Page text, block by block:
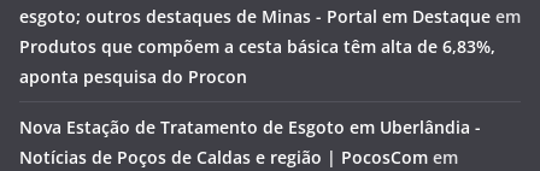
esgoto; outros destaques de Minas - Portal em Destaque em
Produtos que compõem a cesta básica têm alta de 6,83%,
aponta pesquisa do Procon
Nova Estação de Tratamento de Esgoto em Uberlândia -
Notícias de Poços de Caldas e região | PocosCom em